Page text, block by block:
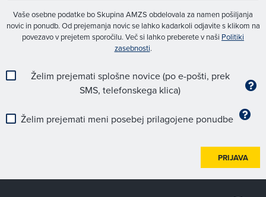
Vaše osebne podatke bo Skupina AMZS obdelovala za namen pošiljanja
novic in ponudb. Od prejemanja novic se lahko kadarkoli odjavite s klikom na
povezavo v prejetem sporočilu. Več si lahko preberete v naši Politiki
zasebnosti.
Želim prejemati splošne novice (po e-pošti, prek
SMS, telefonskega klica)
Želim prejemati meni posebej prilagojene ponudbe
PRIJAVA